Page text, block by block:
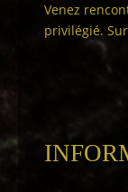
Venez
privilégié.